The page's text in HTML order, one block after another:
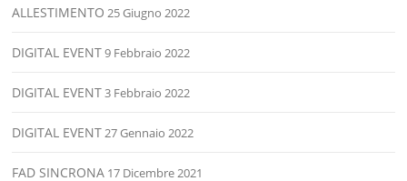
ALLESTIMENTO 25 Giugno 2022
DIGITAL EVENT9 Febbraio 2022
DIGITAL EVENT3 Febbraio 2022
DIGITAL EVENT27 Gennaio 2022
FAD SINCRONA 17 Dicembre 2021